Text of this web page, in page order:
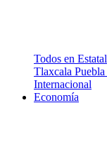
Todos en Estatal
Tlaxcala Puebla
Internacional
Economía